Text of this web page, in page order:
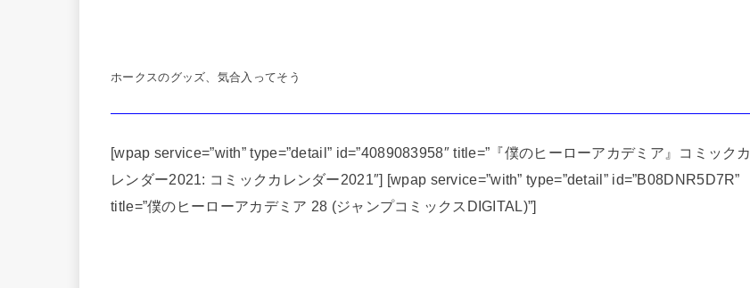
ホークスのグッズ、気合入ってそう
[wpap service=”with” type=”detail” id=”4089083958″ title=”『僕のヒーローアカデミア』コミックカ
レンダー2021: コミックカレンダー2021″] [wpap service=”with” type=”detail” id=”B08DNR5D7R”
title=”僕のヒーローアカデミア 28 (ジャンプコミックスDIGITAL)”]